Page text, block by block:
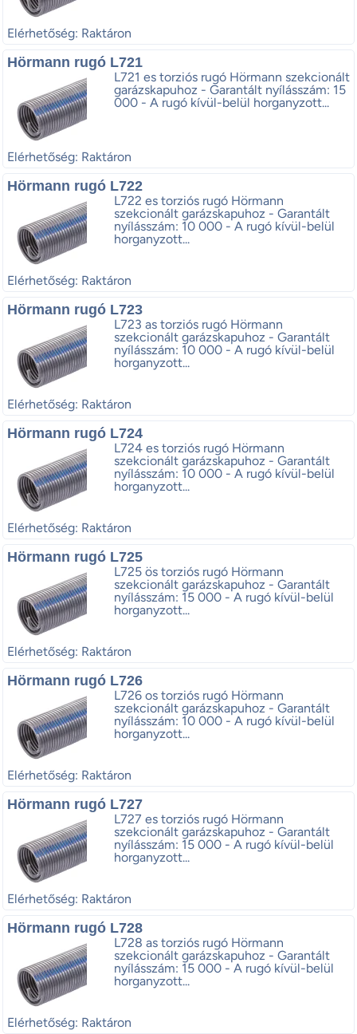
Elérhetőség: Raktáron
Hörmann rugó L721
L721 es torziós rugó Hörmann szekcionált
garázskapuhoz - Garantált nyílásszám: 15
000 - A rugó kívül-belül horganyzott...
Elérhetőség: Raktáron
Hörmann rugó L722
L722 es torziós rugó Hörmann
szekcionált garázskapuhoz - Garantált
nyílásszám: 10 000 - A rugó kívül-belül
horganyzott...
Elérhetőség: Raktáron
Hörmann rugó L723
L723 as torziós rugó Hörmann
szekcionált garázskapuhoz - Garantált
nyílásszám: 10 000 - A rugó kívül-belül
horganyzott...
Elérhetőség: Raktáron
Hörmann rugó L724
L724 es torziós rugó Hörmann
szekcionált garázskapuhoz - Garantált
nyílásszám: 10 000 - A rugó kívül-belül
horganyzott...
Elérhetőség: Raktáron
Hörmann rugó L725
L725 ös torziós rugó Hörmann
szekcionált garázskapuhoz - Garantált
nyílásszám: 15 000 - A rugó kívül-belül
horganyzott...
Elérhetőség: Raktáron
Hörmann rugó L726
L726 os torziós rugó Hörmann
szekcionált garázskapuhoz - Garantált
nyílásszám: 10 000 - A rugó kívül-belül
horganyzott...
Elérhetőség: Raktáron
Hörmann rugó L727
L727 es torziós rugó Hörmann
szekcionált garázskapuhoz - Garantált
nyílásszám: 15 000 - A rugó kívül-belül
horganyzott...
Elérhetőség: Raktáron
Hörmann rugó L728
L728 as torziós rugó Hörmann
szekcionált garázskapuhoz - Garantált
nyílásszám: 15 000 - A rugó kívül-belül
horganyzott...
Elérhetőség: Raktáron